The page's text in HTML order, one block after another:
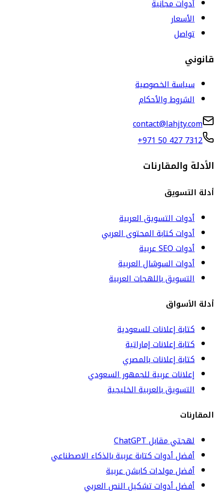
أدوات مجانية
الأسعار
تواصل
قانوني
سياسة الخصوصية
الشروط والأحكام
contact@lahjty.com
+971 50 427 7312
الأدلة والمقارنات
أدلة التسويق
أدوات التسويق العربية
أدوات كتابة المحتوى العربي
أدوات SEO عربية
أدوات السوشال العربية
التسويق باللهجات العربية
أدلة الأسواق
كتابة إعلانات للسعودية
كتابة إعلانات إماراتية
كتابة إعلانات بالمصري
إعلانات عربية للجمهور السعودي
التسويق بالعربية الخليجية
المقارنات
لهجتي مقابل ChatGPT
أفضل أدوات كتابة عربية بالذكاء الاصطناعي
أفضل مولدات كابشن عربية
أفضل أدوات تشكيل النص العربي